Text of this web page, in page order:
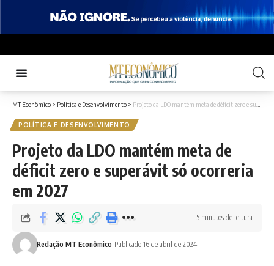
MT Econômico > Política e Desenvolvimento > Projeto da LDO mantém meta de déficit zero e superávit só ocorreria em 2027
POLÍTICA E DESENVOLVIMENTO
Projeto da LDO mantém meta de
déficit zero e superávit só ocorreria
em 2027
Redação MT Econômico Publicado 16 de abril de 2024
5 minutos de leitura